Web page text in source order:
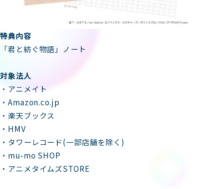
特典内容
「君と紡ぐ物語」ノート
対象法人
・アニメイト
・Amazon.co.jp
・楽天ブックス
・HMV
・タワーレコード(一部店舗を除く)
・mu-mo SHOP
・アニメタイムズSTORE